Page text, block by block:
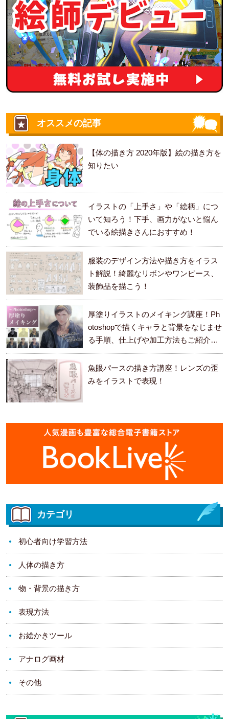
オススメの記事
【体の描き方 2020年版】絵の描き方を
知りたい
イラストの「上手さ」や「絵柄」につ
いて知ろう！下手、画力がないと悩ん
でいる絵描きさんにおすすめ！
服装のデザイン方法や描き方をイラス
ト解説！綺麗なリボンやワンピース、
装飾品を描こう！
厚塗りイラストのメイキング講座！Ph
otoshopで描くキャラと背景をなじませ
る手順、仕上げや加工方法もご紹介し
ます。
魚眼パースの描き方講座！レンズの歪
みをイラストで表現！
カテゴリ
初心者向け学習方法
人体の描き方
物・背景の描き方
表現方法
お絵かきツール
アナログ画材
その他